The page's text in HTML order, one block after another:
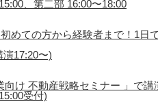
、第二部 16:00〜18:00
ての方から経験者まで！1日
演17:20〜)
け 不動産戦略セミナー 」で講
受付)